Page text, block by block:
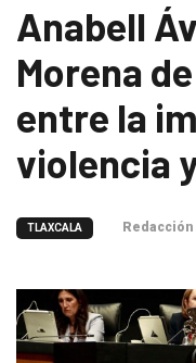
Anabell
Morena
entre la
violencia
TLAXCALA Redacción